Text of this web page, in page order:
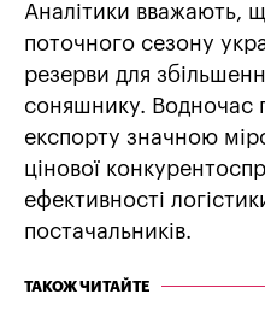
Аналітики вважають,
поточного сезону
резерви для
соняшнику. Водночас
експорту значною
цінової
ефективності
постачальників.
ТАКОЖ ЧИТАЙТЕ